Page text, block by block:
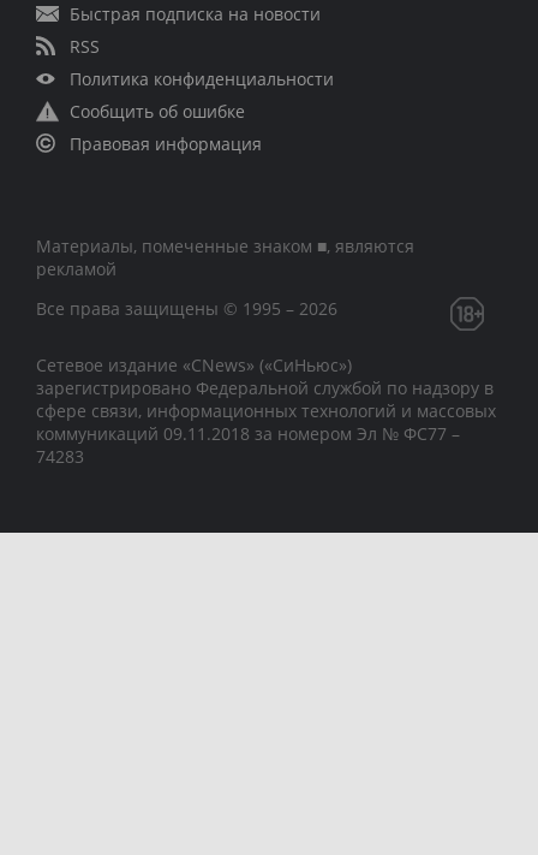
Быстрая подписка на новости
RSS
Политика конфиденциальности
Сообщить об ошибке
Правовая информация
Материалы, помеченные знаком ■, являются
рекламой
Все права защищены © 1995 – 2026
Сетевое издание «CNews» («СиНьюс»)
зарегистрировано Федеральной службой по надзору в
сфере связи, информационных технологий и массовых
коммуникаций 09.11.2018 за номером Эл № ФС77 –
74283